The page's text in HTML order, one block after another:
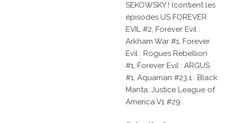
SEKOWSKY ! (contient les
épisodes US FOREVER
EVIL #2, Forever Evil :
Arkham War #1, Forever
Evil : Rogues Rebellion
#1, Forever Evil : ARGUS
#1, Aquaman #23.1 : Black
Manta, Justice League of
America V1 #29